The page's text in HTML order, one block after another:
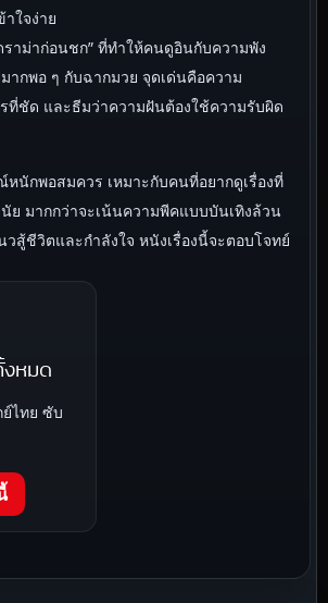
ใจง่าย
ราม่าก่อนชก” ที่ทำให้คนดูอินกับความพัง
ากพอ ๆ กับฉากมวย จุดเด่นคือความ
ที่ชัด และธีมว่าความฝันต้องใช้ความรับผิด
หนักพอสมควร เหมาะกับคนที่อยากดูเรื่องที่
ย มากกว่าจะเน้นความพีคแบบบันเทิงล้วน
สู้ชีวิตและกำลังใจ หนังเรื่องนี้จะตอบโจทย์
งหมด
ไทย ซับ